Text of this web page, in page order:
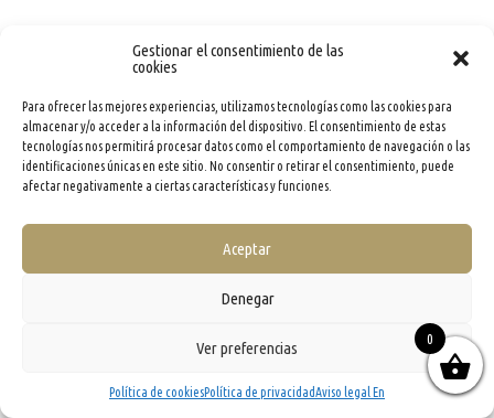
Gestionar el consentimiento de las
cookies
Para ofrecer las mejores experiencias, utilizamos tecnologías como las cookies para
almacenar y/o acceder a la información del dispositivo. El consentimiento de estas
tecnologías nos permitirá procesar datos como el comportamiento de navegación o las
identificaciones únicas en este sitio. No consentir o retirar el consentimiento, puede
afectar negativamente a ciertas características y funciones.
Aceptar
Denegar
Ver preferencias
Política de cookiesPolítica de privacidadAviso legal En
0